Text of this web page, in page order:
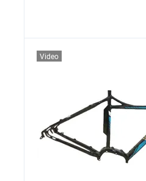
Video